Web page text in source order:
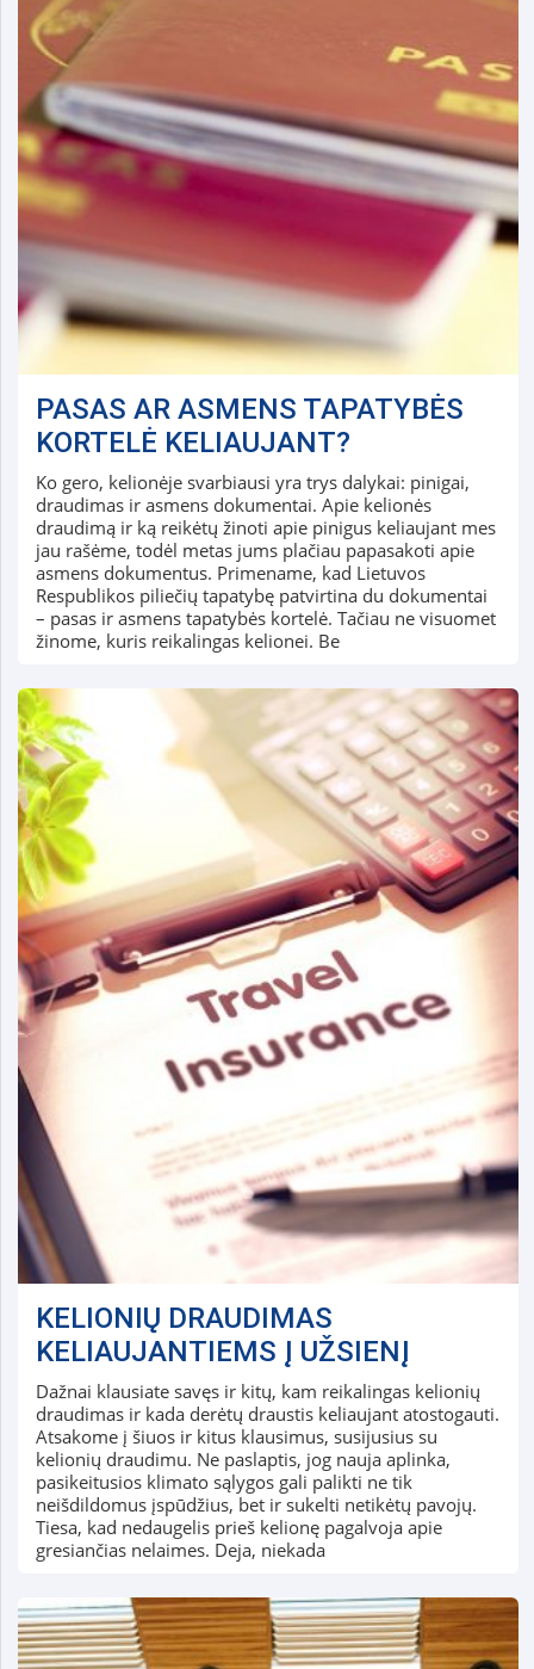
PASAS AR ASMENS TAPATYBĖS
KORTELĖ KELIAUJANT?
Ko gero, kelionėje svarbiausi yra trys dalykai: pinigai,
draudimas ir asmens dokumentai. Apie kelionės
draudimą ir ką reikėtų žinoti apie pinigus keliaujant mes
jau rašėme, todėl metas jums plačiau papasakoti apie
asmens dokumentus. Primename, kad Lietuvos
Respublikos piliečių tapatybę patvirtina du dokumentai
– pasas ir asmens tapatybės kortelė. Tačiau ne visuomet
žinome, kuris reikalingas kelionei. Be
KELIONIŲ DRAUDIMAS
KELIAUJANTIEMS Į UŽSIENĮ
Dažnai klausiate savęs ir kitų, kam reikalingas kelionių
draudimas ir kada derėtų draustis keliaujant atostogauti.
Atsakome į šiuos ir kitus klausimus, susijusius su
kelionių draudimu. Ne paslaptis, jog nauja aplinka,
pasikeitusios klimato sąlygos gali palikti ne tik
neišdildomus įspūdžius, bet ir sukelti netikėtų pavojų.
Tiesa, kad nedaugelis prieš kelionę pagalvoja apie
gresiančias nelaimes. Deja, niekada